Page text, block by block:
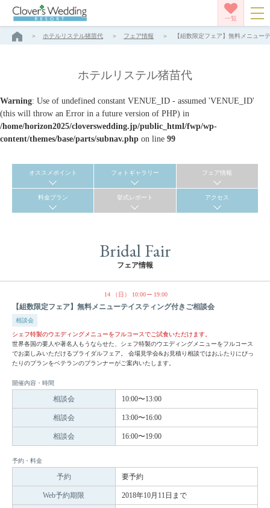
一覧
ホテルリステル猪苗代 フェア情報 【組数限定フェア】無料メニュー
ホテルリステル猪苗代
Warning: Use of undefined constant VENUE_ID - assumed 'VENUE_ID'
(this will throw an Error in a future version of PHP) in
/home/horizon2025/cloverswedding.jp/public_html/fwp/wp-
content/themes/base/parts/subnav.php on line 99
オススメポイント フォトギャラリー フェア情報
料金プラン 挙式レポート アクセス
Bridal Fair
フェア情報
14 （日） 10:00 19:00
【組数限定フェア】無料メニューテイスティング付きご相談会
相談会
シェフ特製のウエディングメニューをフルコースでご試食いただけます。
世界各国の要人や著名人もうならせた、シェフ特製のウエディングメニューをフルコース
でお楽しみいただけるブライダルフェア。 会場見学会&お見積り相談ではおふたりにぴっ
たりのプランをベテランのプランナーがご案内いたします。
開催内容・時間
相談会 10:00〜13:00
相談会 13:00〜16:00
相談会 16:00〜19:00
予約・料金
予約 要予約
Web予約期限 2018年10月11日まで